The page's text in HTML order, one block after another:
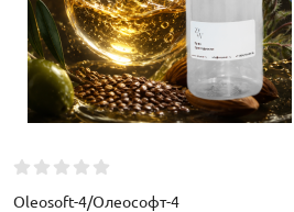
Oleosoft-4/Олеософт-4